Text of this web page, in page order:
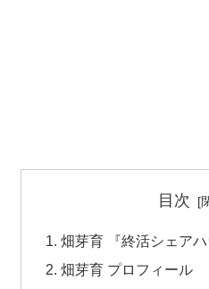
目次
畑芽育 『終活シェア
畑芽育 プロフィール